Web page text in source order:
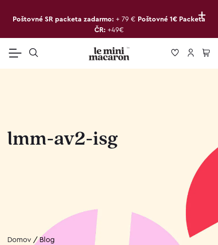
+
Poštovné SR packeta zadarmo: + 79 € Poštovné 1€ Packeta
ČR: +49€
lmm-av2-isg
Domov /Blog